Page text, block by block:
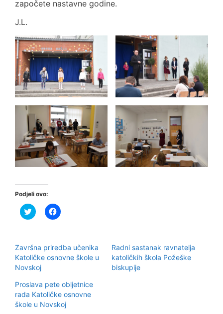
započete nastavne godine.
J.L.
Podjeli ovo:
P
o
e
l
i
n
a
w
i
t
t
e
K
l
m
p
o
d
e
l
i
t
e
Završna priredba učenika
Katoličke osnovne škole u
Novskoj
Radni sastanak ravnatelja
katoličkih škola Požeške
biskupije
Proslava pete obljetnice
rada Katoličke osnovne
škole u Novskoj